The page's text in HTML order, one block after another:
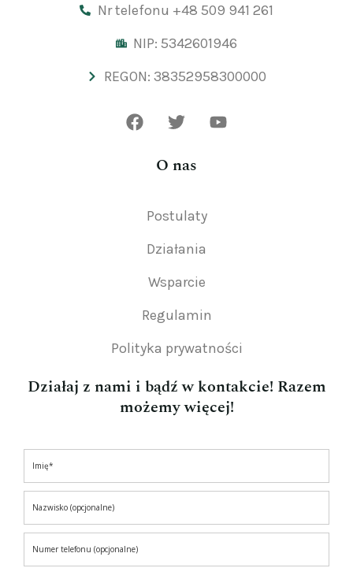
Nr telefonu +48 509 941 261
NIP: 5342601946
REGON: 38352958300000
O nas
Postulaty
Działania
Wsparcie
Regulamin
Polityka prywatności
Działaj z nami i bądź w kontakcie! Razem
możemy więcej!